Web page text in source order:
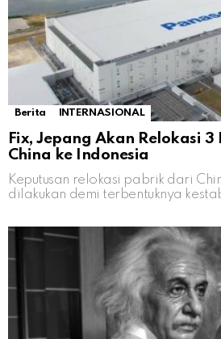
Berita INTERNASIONAL
Fix, Jepang Akan Relokasi
China ke Indonesia
Keputusan relokasi pabrik dari
dilakukan demi terbentuknya